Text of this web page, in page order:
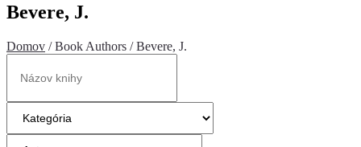
Bevere, J.
Domov / Book Authors / Bevere, J.